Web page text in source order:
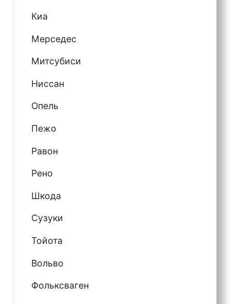
Киа
Мерседес
Митсубиси
Ниссан
Опель
Пежо
Равон
Рено
Шкода
Сузуки
Тойота
Вольво
Фольксваген